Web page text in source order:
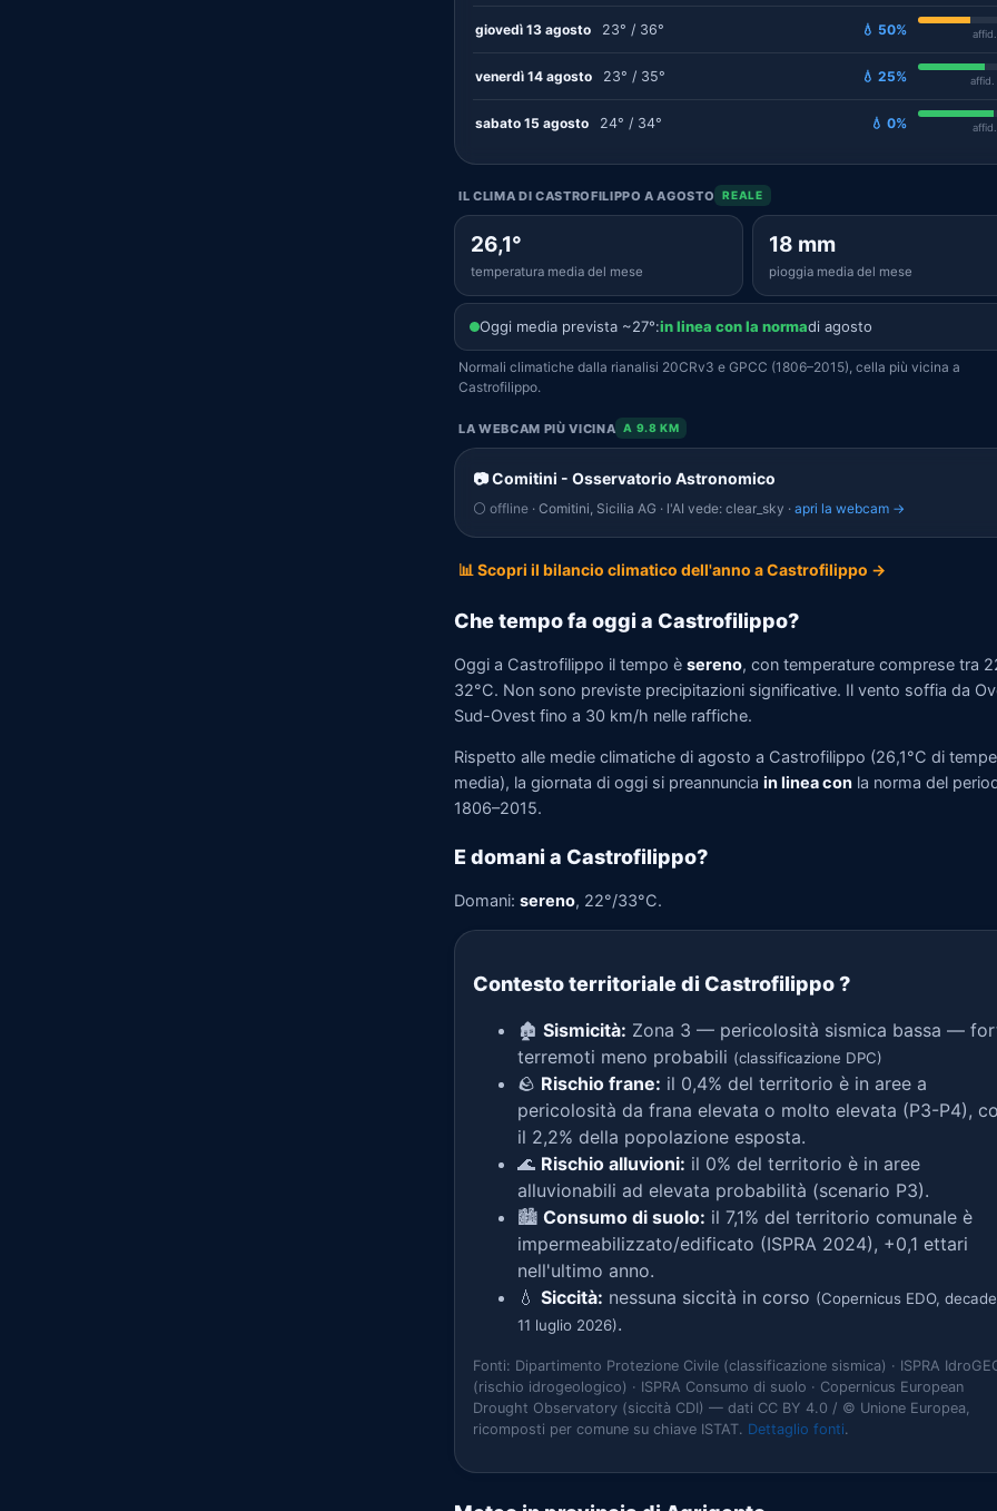
giovedì 13 agosto 23° / 36° 💧 50%
venerdì 14 agosto 23° / 35° 💧 25% affid.
sabato 15 agosto 24° / 34° 💧 0%
IL CLIMA DI CASTROFILIPPO A AGOSTO REALE
26,1°
temperatura media del mese
18 mm
pioggia media del mese
Oggi media prevista ~27°:in linea con la normadi agosto
Normali climatiche dalla rianalisi 20CRv3 e GPCC (1806–2015), cella più vicina a
Castrofilippo.
LA WEBCAM PIÙ VICINA A 9.8 KM
📷 Comitini - Osservatorio Astronomico
⚪ offline · Comitini, Sicilia AG · l'AI vede: clear_sky · apri la webcam →
📊 Scopri il bilancio climatico dell'anno a Castrofilippo →
Che tempo fa oggi a Castrofilippo?
Oggi a Castrofilippo il tempo è sereno, con temperature comprese tra
32°C. Non sono previste precipitazioni significative. Il vento soffia da
Sud-Ovest fino a 30 km/h nelle raffiche.
Rispetto alle medie climatiche di agosto a Castrofilippo (26,1°C di
media), la giornata di oggi si preannuncia in linea con la norma del
1806–2015.
E domani a Castrofilippo?
Domani: sereno, 22°/33°C.
Contesto territoriale di Castrofilippo?
🏚️ Sismicità: Zona 3 — pericolosità sismica bassa —
terremoti meno probabili (classificazione DPC)
🪨 Rischio frane: il 0,4% del territorio è in aree a
pericolosità da frana elevata o molto elevata (P3-P4),
il 2,2% della popolazione esposta.
🌊 Rischio alluvioni: il 0% del territorio è in aree
alluvionabili ad elevata probabilità (scenario P3).
🏙️ Consumo di suolo: il 7,1% del territorio comunale è
impermeabilizzato/edificato (ISPRA 2024), +0,1 ettari
nell'ultimo anno.
💧 Siccità: nessuna siccità in corso (Copernicus EDO,
11 luglio 2026).
Fonti: Dipartimento Protezione Civile (classificazione sismica) · ISPRA
(rischio idrogeologico) · ISPRA Consumo di suolo · Copernicus European
Drought Observatory (siccità CDI) — dati CC BY 4.0 / © Unione Europea,
ricomposti per comune su chiave ISTAT. Dettaglio fonti.